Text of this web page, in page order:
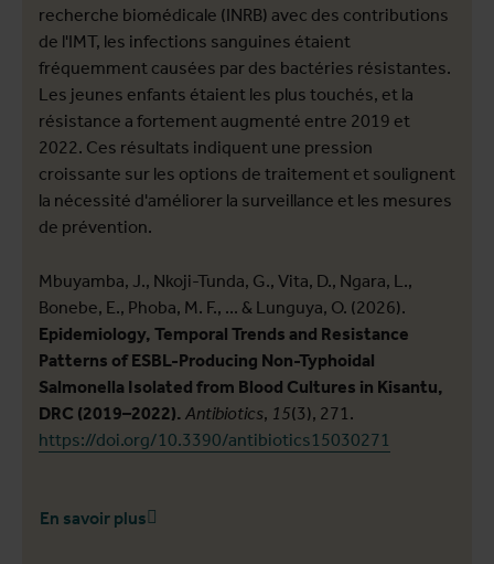
recherche biomédicale (INRB) avec des contributions
de l'IMT, les infections sanguines étaient
fréquemment causées par des bactéries résistantes.
Les jeunes enfants étaient les plus touchés, et la
résistance a fortement augmenté entre 2019 et
2022. Ces résultats indiquent une pression
croissante sur les options de traitement et soulignent
la nécessité d'améliorer la surveillance et les mesures
de prévention.
Mbuyamba, J., Nkoji-Tunda, G., Vita, D., Ngara, L.,
Bonebe, E., Phoba, M. F., ... & Lunguya, O. (2026).
Epidemiology, Temporal Trends and Resistance
Patterns of ESBL-Producing Non-Typhoidal
Salmonella Isolated from Blood Cultures in Kisantu,
DRC (2019–2022). Antibiotics, 15(3), 271.
https://doi.org/10.3390/antibiotics15030271
En savoir plus